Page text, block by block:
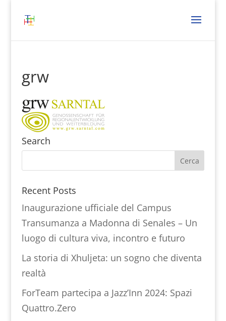
grw
Search
Recent Posts
Inaugurazione ufficiale del Campus
Transumanza a Madonna di Senales – Un
luogo di cultura viva, incontro e futuro
La storia di Xhuljeta: un sogno che diventa
realtà
ForTeam partecipa a Jazz’Inn 2024: Spazi
Quattro.Zero